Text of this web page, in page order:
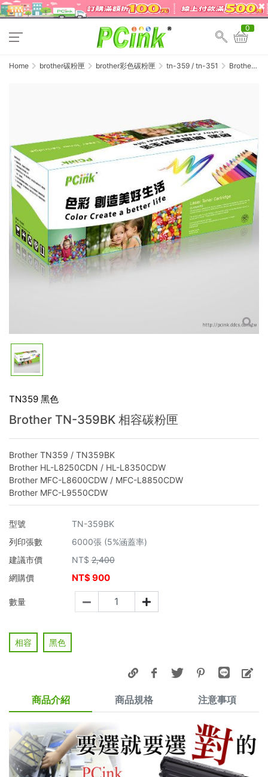
0
Home brother碳粉匣 brother彩色碳粉匣 tn-359 / tn-351
Brother
TN359 黑色
Brother TN-359BK 相容碳粉匣
Brother TN359 / TN359BK
Brother HL-L8250CDN / HL-L8350CDW
Brother MFC-L8600CDW / MFC-L8850CDW
Brother MFC-L9550CDW
型號
TN-359BK
列印張數
6000張 (5%涵蓋率)
建議市價
NT$ 2,400
網購價
NT$900
數量
相容 黑色
商品介紹 商品規格 注意事項